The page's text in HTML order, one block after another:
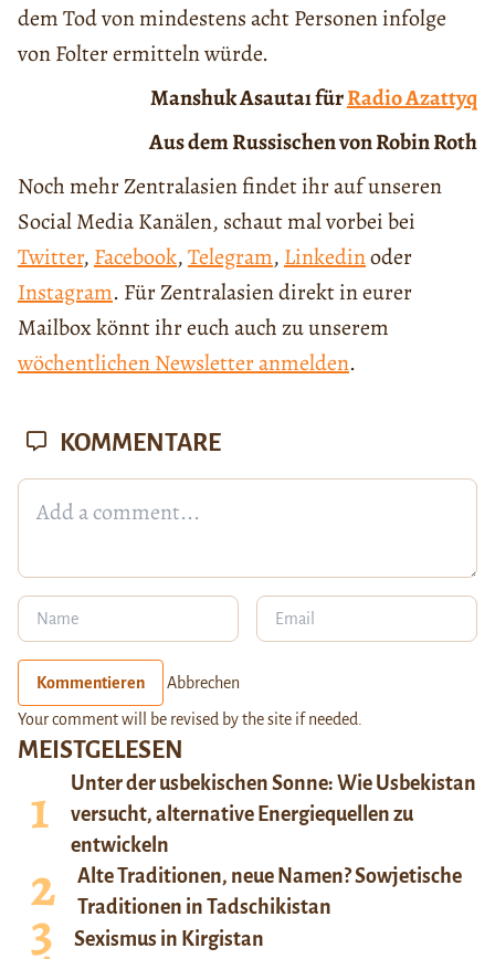
dem Tod von mindestens acht Personen infolge
von Folter ermitteln würde.
Manshuk Asautaı fürRadio Azattyq
Aus dem Russischen von Robin Roth
Noch mehr Zentralasien findet ihr auf unseren
Social Media Kanälen, schaut mal vorbei bei
Twitter, Facebook,Telegram, Linkedinoder
Instagram. Für Zentralasien direkt in eurer
Mailbox könnt ihr euch auch zu unserem
wöchentlichen Newsletter anmelden.
MEISTGELESEN
Unter der usbekischen Sonne: Wie Usbekistan
versucht, alternative Energiequellen zu
entwickeln
Alte Traditionen, neue Namen? Sowjetische
Traditionen in Tadschikistan
Sexismus in Kirgistan
KOMMENTARE
Kommentieren Abbrechen
Your comment will be revised by the site if needed.